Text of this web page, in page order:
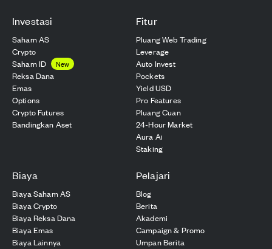
Investasi
Saham AS
Crypto
Saham ID
New
Reksa Dana
Emas
Options
Crypto Futures
Bandingkan Aset
Fitur
Pluang Web Trading
Leverage
Auto Invest
Pockets
Yield USD
Pro Features
Pluang Cuan
24-Hour Market
Aura Ai
Staking
Biaya
Biaya Saham AS
Biaya Crypto
Biaya Reksa Dana
Biaya Emas
Biaya Lainnya
Pelajari
Blog
Berita
Akademi
Campaign & Promo
Umpan Berita